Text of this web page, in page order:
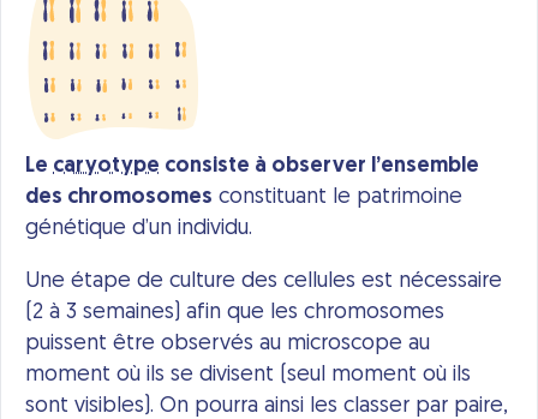
Le caryotype consiste à observer l’ensemble
des chromosomes constituant le patrimoine
génétique d’un individu.
Une étape de culture des cellules est nécessaire
(2 à 3 semaines) afin que les chromosomes
puissent être observés au microscope au
moment où ils se divisent (seul moment où ils
sont visibles). On pourra ainsi les classer par paire,